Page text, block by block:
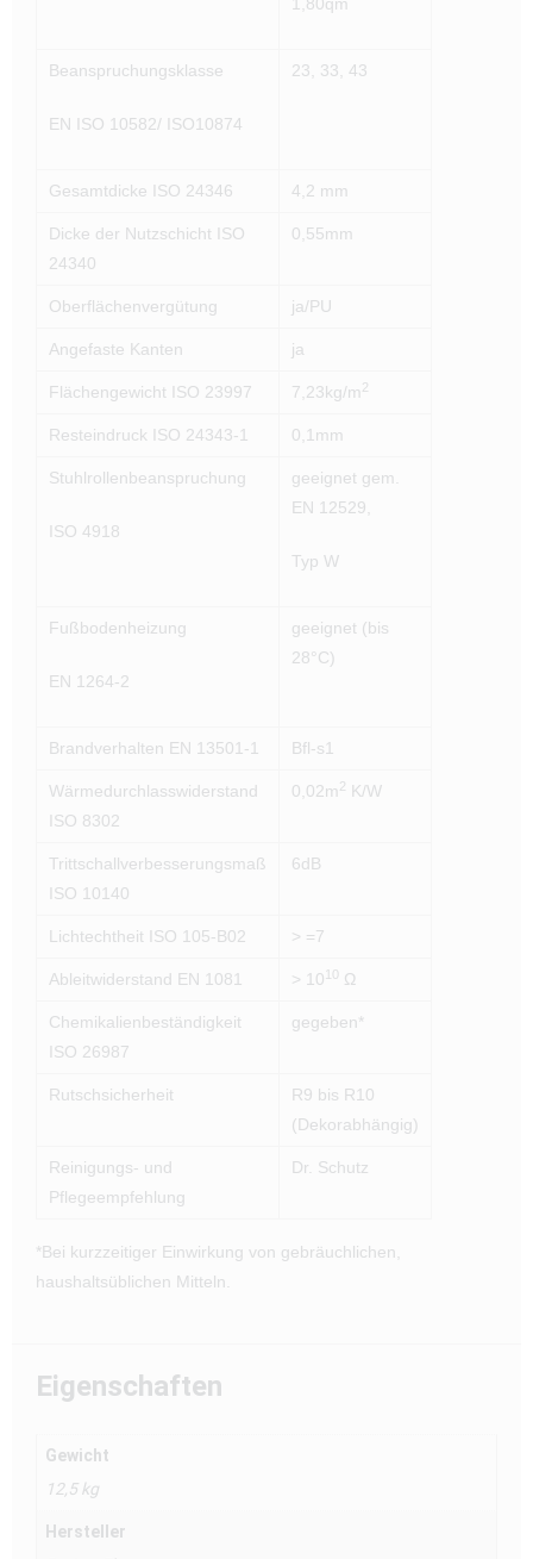
1,80qm
Beanspruchungsklasse
EN ISO 10582/ ISO10874
23, 33, 43
Gesamtdicke ISO 24346 4,2 mm
Dicke der Nutzschicht ISO
24340
0,55mm
Oberflächenvergütung ja/PU
Angefaste Kanten ja
Flächengewicht ISO 23997 7,23kg/m 2
Resteindruck ISO 24343-1 0,1mm
Stuhlrollenbeanspruchung
ISO 4918
geeignet gem.
EN 12529,
Typ W
Fußbodenheizung
EN 1264-2
geeignet (bis
28°C)
Brandverhalten EN 13501-1 Bfl-s1
Wärmedurchlasswiderstand
ISO 8302
0,02m 2 K/W
Trittschallverbesserungsmaß
ISO 10140
6dB
Lichtechtheit ISO 105-B02 > =7
Ableitwiderstand EN 1081 > 10 10 Ω
Chemikalienbeständigkeit
ISO 26987
gegeben*
Rutschsicherheit
R9 bis R10
(Dekorabhängig)
Reinigungs- und
Pflegeempfehlung
Dr. Schutz
*Bei kurzzeitiger Einwirkung von gebräuchlichen,
haushaltsüblichen Mitteln.
Eigenschaften
Gewicht
12,5 kg
Hersteller